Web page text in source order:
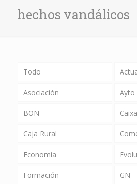
hechos vandálicos
Todo
Asociación Ayto
BON
Caja Rural
Economía
Formación GN